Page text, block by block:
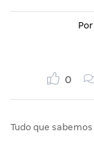
Por
0
Tudo que